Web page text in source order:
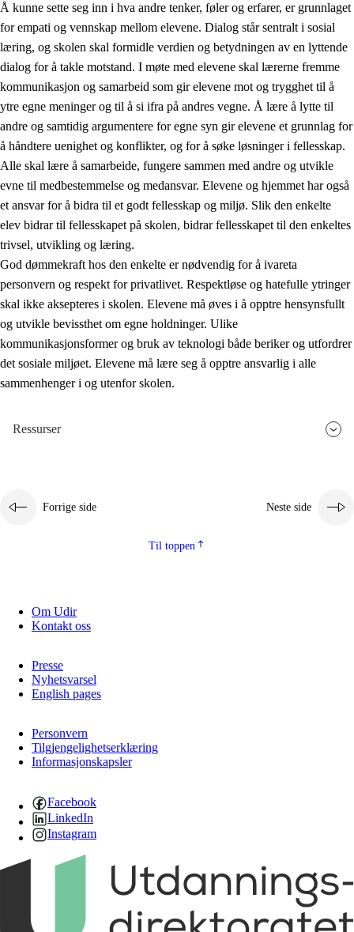
2.1 Sosial læring og utvikling
2.2 Kompetanse i fagene
2.3 Grunnleggende ferdigheter
2.4 Å lære å lære
Tverrfaglige temaer
Å kunne sette seg inn i hva andre tenker, føler og erfarer, er grunnlaget
for empati og vennskap mellom elevene. Dialog står sentralt i sosial
læring, og skolen skal formidle verdien og betydningen av en lyttende
dialog for å takle motstand. I møte med elevene skal lærerne fremme
kommunikasjon og samarbeid som gir elevene mot og trygghet til å
ytre egne meninger og til å si ifra på andres vegne. Å lære å lytte til
andre og samtidig argumentere for egne syn gir elevene et grunnlag for
å håndtere uenighet og konflikter, og for å søke løsninger i fellesskap.
Alle skal lære å samarbeide, fungere sammen med andre og utvikle
evne til medbestemmelse og medansvar. Elevene og hjemmet har også
et ansvar for å bidra til et godt fellesskap og miljø. Slik den enkelte
elev bidrar til fellesskapet på skolen, bidrar fellesskapet til den enkeltes
trivsel, utvikling og læring.
God dømmekraft hos den enkelte er nødvendig for å ivareta
personvern og respekt for privatlivet. Respektløse og hatefulle ytringer
skal ikke aksepteres i skolen. Elevene må øves i å opptre hensynsfullt
og utvikle bevissthet om egne holdninger. Ulike
kommunikasjonsformer og bruk av teknologi både beriker og utfordrer
det sosiale miljøet. Elevene må lære seg å opptre ansvarlig i alle
sammenhenger i og utenfor skolen.
Ressurser
Forrige side Neste side
Til toppen
Om Udir
Kontakt oss
Presse
Nyhetsvarsel
English pages
Personvern
Tilgjengelighetserklæring
Informasjonskapsler
Facebook
LinkedIn
Instagram